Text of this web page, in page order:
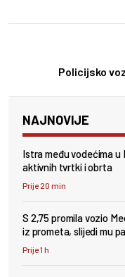
Policijsko
NAJNOVIJE
Istra među vodećima u
aktivnih tvrtki i obrta
Prije 20 min
S 2,75 promila vozio
iz prometa, slijedi mu
Prije 1 h